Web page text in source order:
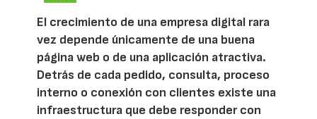
El crecimiento de una empresa digital rara
vez depende únicamente de una buena
página web o de una aplicación atractiva.
Detrás de cada pedido, consulta, proceso
interno o conexión con clientes existe una
infraestructura que debe responder con